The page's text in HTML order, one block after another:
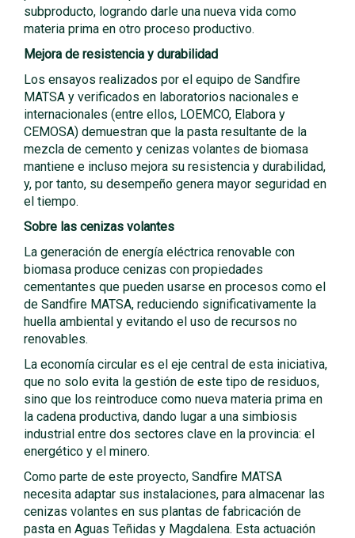
subproducto, logrando darle una nueva vida como
materia prima en otro proceso productivo.
Mejora de resistencia y durabilidad
Los ensayos realizados por el equipo de Sandfire
MATSA y verificados en laboratorios nacionales e
internacionales (entre ellos, LOEMCO, Elabora y
CEMOSA) demuestran que la pasta resultante de la
mezcla de cemento y cenizas volantes de biomasa
mantiene e incluso mejora su resistencia y durabilidad,
y, por tanto, su desempeño genera mayor seguridad en
el tiempo.
Sobre las cenizas volantes
La generación de energía eléctrica renovable con
biomasa produce cenizas con propiedades
cementantes que pueden usarse en procesos como el
de Sandfire MATSA, reduciendo significativamente la
huella ambiental y evitando el uso de recursos no
renovables.
La economía circular es el eje central de esta iniciativa,
que no solo evita la gestión de este tipo de residuos,
sino que los reintroduce como nueva materia prima en
la cadena productiva, dando lugar a una simbiosis
industrial entre dos sectores clave en la provincia: el
energético y el minero.
Como parte de este proyecto, Sandfire MATSA
necesita adaptar sus instalaciones, para almacenar las
cenizas volantes en sus plantas de fabricación de
pasta en Aguas Teñidas y Magdalena. Esta actuación